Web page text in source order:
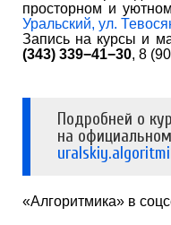
просторном и
Уральский, ул.
Запись на курсы и
(343) 339−41−30, 8
Подробней о
на
«Алгоритмика» в